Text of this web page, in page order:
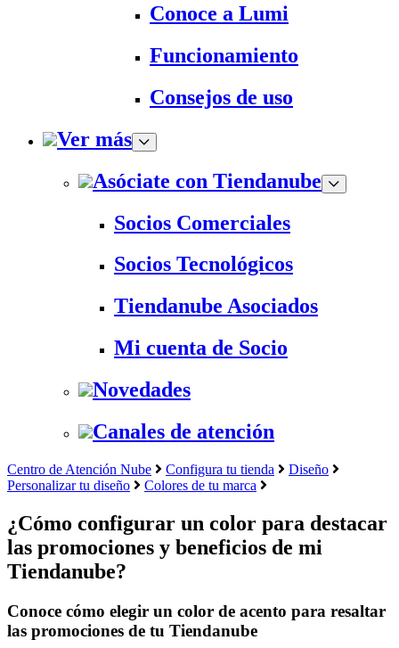
Conoce a Lumi
Funcionamiento
Consejos de uso
Ver más
Asóciate con Tiendanube
Socios Comerciales
Socios Tecnológicos
Tiendanube Asociados
Mi cuenta de Socio
Novedades
Canales de atención
Centro de Atención Nube Configura tu tienda
Diseño
Personalizar tu diseño
Colores de tu marca
¿Cómo configurar un color para destacar
las promociones y beneficios de mi
Tiendanube?
Conoce cómo elegir un color de acento para resaltar
las promociones de tu Tiendanube